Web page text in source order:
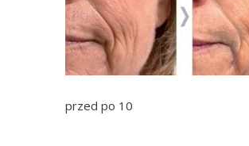
przed po 10